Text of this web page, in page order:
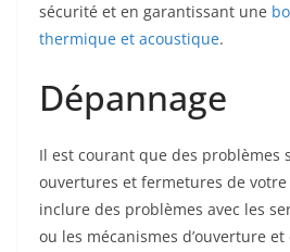
sécurité et en garantissant une
thermique et acoustique.
Dépannage
Il est courant que des problèmes
ouvertures et fermetures de
inclure des problèmes avec les
ou les mécanismes d’ouverture